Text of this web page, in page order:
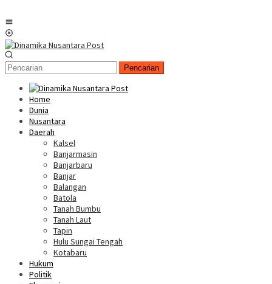
Pencarian
Home
Dunia
Nusantara
Daerah
Kalsel
Banjarmasin
Banjarbaru
Banjar
Balangan
Batola
Tanah Bumbu
Tanah Laut
Tapin
Hulu Sungai Tengah
Kotabaru
Hukum
Politik